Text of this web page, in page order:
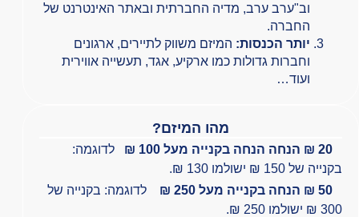
מהו המיזם?
₪ הנחה הנחה בקנייה מעל 100 ₪
לדוגמה:
בקנייה של 150 ₪ ישולמו 130 ₪.
לדוגמה: בקנייה של
300 ₪ ישולמו 250 ₪.
וב"ערב ערב, מדיה החברתית ובאתר האינטרנט של
החברה.
יותר הכנסות: המיזם משווק לתיירים, ארגונים
וחברות גדולות כמו ארקיע, אגד, תעשייה אווירית
ועוד…